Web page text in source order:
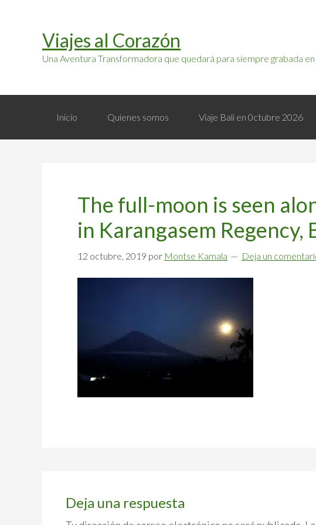
navegación
contenidoViajes al Corazón
Una Aventura Transformadora que quedará para siempre grabada
Inicio Quienes somos Viaje Bali en 0ctubre 2026
The full-moon is seen
in Karangasem Regency,
12 octubre, 2019 por Montse Kamala Deja un
conDeja una respuesta